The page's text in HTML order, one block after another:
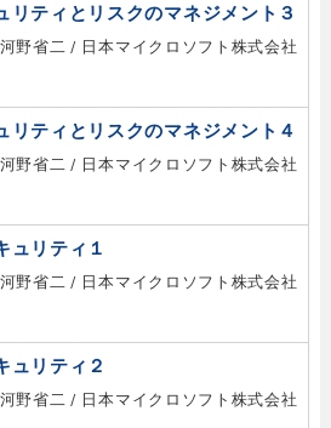
リティとリスクのマネジメント３
野省二 / 日本マイクロソフト株式会社
リティとリスクのマネジメント４
野省二 / 日本マイクロソフト株式会社
ュリティ１
野省二 / 日本マイクロソフト株式会社
ュリティ２
野省二 / 日本マイクロソフト株式会社